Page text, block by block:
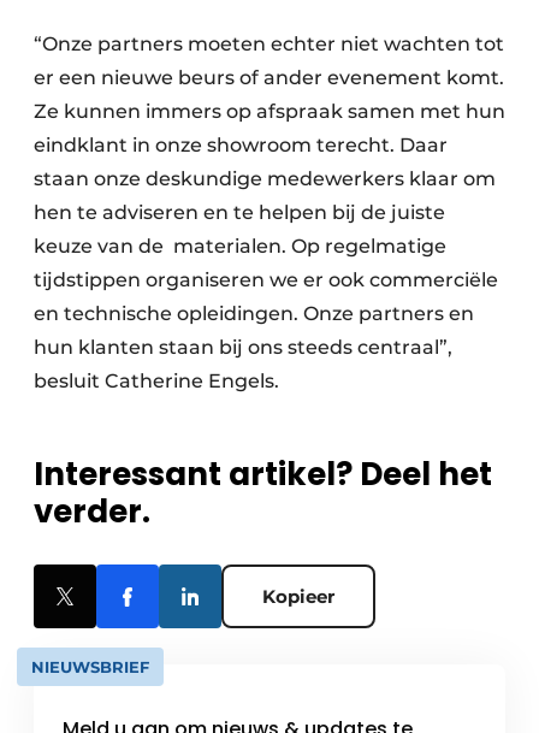
“Onze partners moeten echter niet wachten tot
er een nieuwe beurs of ander evenement komt.
Ze kunnen immers op afspraak samen met hun
eindklant in onze showroom terecht. Daar
staan onze deskundige medewerkers klaar om
hen te adviseren en te helpen bij de juiste
keuze van de materialen. Op regelmatige
tijdstippen organiseren we er ook commerciële
en technische opleidingen. Onze partners en
hun klanten staan bij ons steeds centraal”,
besluit Catherine Engels.
Interessant artikel? Deel het
verder.
Kopieer
NIEUWSBRIEF